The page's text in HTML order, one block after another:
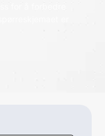
for å forbedre
er